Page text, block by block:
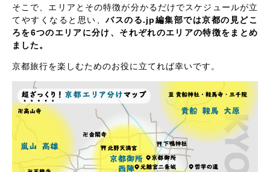
そこで、エリアとその特徴が分かるだけでスケジュールが立
てやすくなると思い、バスのる.jp編集部では京都の見どこ
ろを6つのエリアに分け、それぞれのエリアの特徴をまとめ
ました。
京都旅行を楽しむためのお役に立てれば幸いです。